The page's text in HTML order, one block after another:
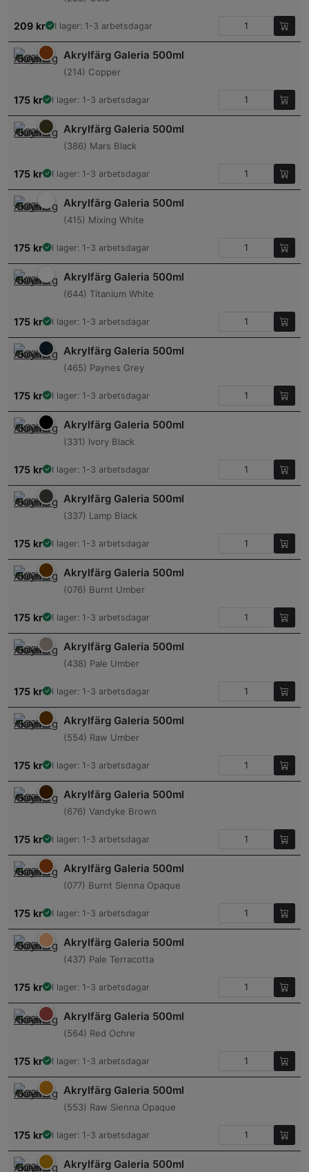
209 kr I lager: 1-3 arbetsdagar
Akrylfärg Galeria 500ml
(214) Copper
175 kr I lager: 1-3 arbetsdagar
Akrylfärg Galeria 500ml
(386) Mars Black
175 kr I lager: 1-3 arbetsdagar
Akrylfärg Galeria 500ml
(415) Mixing White
175 kr I lager: 1-3 arbetsdagar
Akrylfärg Galeria 500ml
(644) Titanium White
175 kr I lager: 1-3 arbetsdagar
Akrylfärg Galeria 500ml
(465) Paynes Grey
175 kr I lager: 1-3 arbetsdagar
Akrylfärg Galeria 500ml
(331) Ivory Black
175 kr I lager: 1-3 arbetsdagar
Akrylfärg Galeria 500ml
(337) Lamp Black
175 kr I lager: 1-3 arbetsdagar
Akrylfärg Galeria 500ml
(076) Burnt Umber
175 kr I lager: 1-3 arbetsdagar
Akrylfärg Galeria 500ml
(438) Pale Umber
175 kr I lager: 1-3 arbetsdagar
Akrylfärg Galeria 500ml
(554) Raw Umber
175 kr I lager: 1-3 arbetsdagar
Akrylfärg Galeria 500ml
(676) Vandyke Brown
175 kr I lager: 1-3 arbetsdagar
Akrylfärg Galeria 500ml
(077) Burnt Sienna Opaque
175 kr I lager: 1-3 arbetsdagar
Akrylfärg Galeria 500ml
(437) Pale Terracotta
175 kr I lager: 1-3 arbetsdagar
Akrylfärg Galeria 500ml
(564) Red Ochre
175 kr I lager: 1-3 arbetsdagar
Akrylfärg Galeria 500ml
(553) Raw Sienna Opaque
175 kr I lager: 1-3 arbetsdagar
Akrylfärg Galeria 500ml